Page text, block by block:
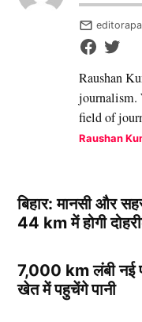
Raushan
journalism.
field of
Raushan
बिहार: मानसी और
44 km में होगी
7,000 km लंबी नई
खेत में पहुचेंगे पानी